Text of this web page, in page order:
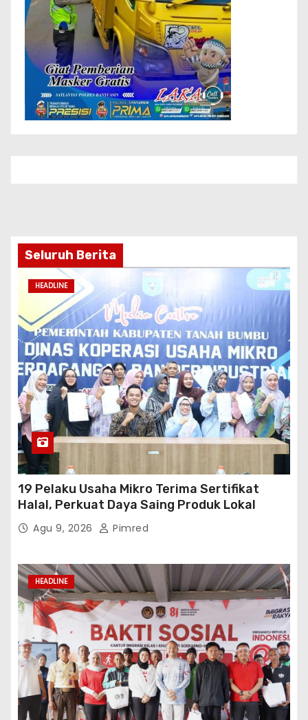
Seluruh Berita
HEADLINE
19 Pelaku Usaha Mikro Terima Sertifikat
Halal, Perkuat Daya Saing Produk Lokal
Agu 9, 2026 Pimred
HEADLINE